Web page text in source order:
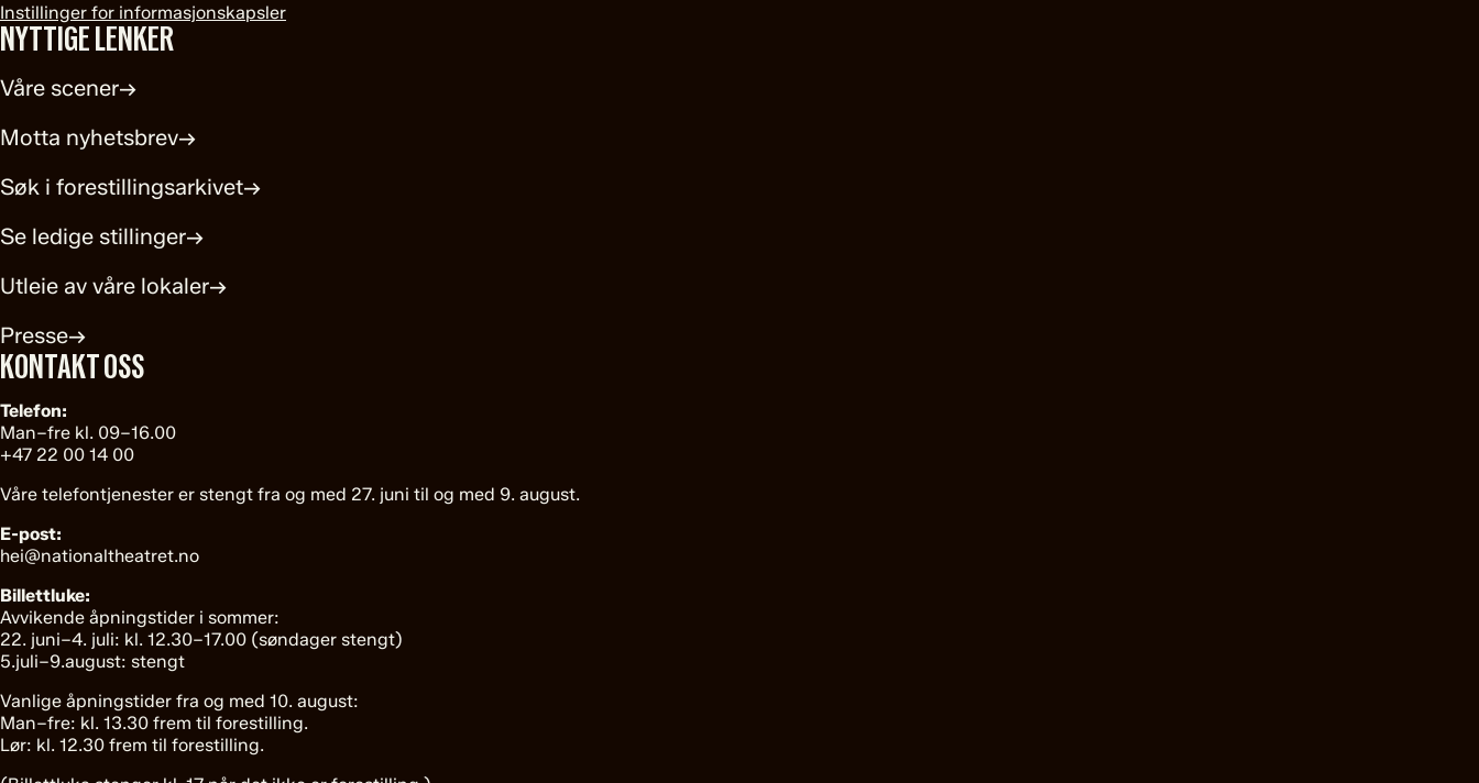
Instillinger for informasjonskapsler
NYTTIGE LENKER
Våre scener→
Motta nyhetsbrev→
Søk i forestillingsarkivet→
Se ledige stillinger→
Utleie av våre lokaler→
Presse→
KONTAKT OSS
Telefon:
Man–fre kl. 09–16.00
+47 22 00 14 00
Våre telefontjenester er stengt fra og med 27. juni til og med 9. august.
E-post:
hei@nationaltheatret.no
Billettluke:
Avvikende åpningstider i sommer:
22. juni–4. juli: kl. 12.30–17.00 (søndager stengt)
5.juli–9.august: stengt
Vanlige åpningstider fra og med 10. august:
Man–fre: kl. 13.30 frem til forestilling.
Lør: kl. 12.30 frem til forestilling.